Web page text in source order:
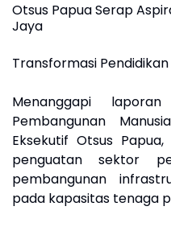
Otsus Papua Serap
Jaya
Transformasi Pendidikan
Menanggapi
Pembangunan
Eksekutif Otsus
penguatan sektor
pembangunan
pada kapasitas tenaga